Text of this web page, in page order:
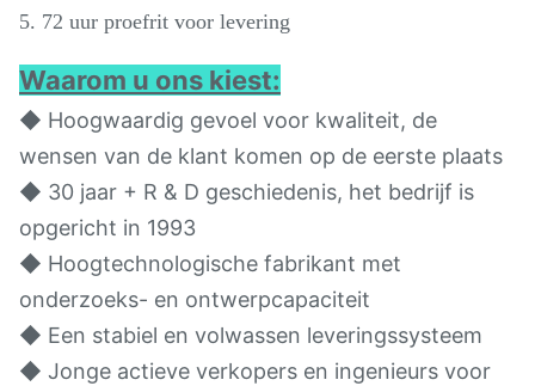
5. 72 uur proefrit voor levering
Waarom u ons kiest:
◆ Hoogwaardig gevoel voor kwaliteit, de
wensen van de klant komen op de eerste plaats
◆ 30 jaar + R & D geschiedenis, het bedrijf is
opgericht in 1993
◆ Hoogtechnologische fabrikant met
onderzoeks- en ontwerpcapaciteit
◆ Een stabiel en volwassen leveringssysteem
◆ Jonge actieve verkopers en ingenieurs voor